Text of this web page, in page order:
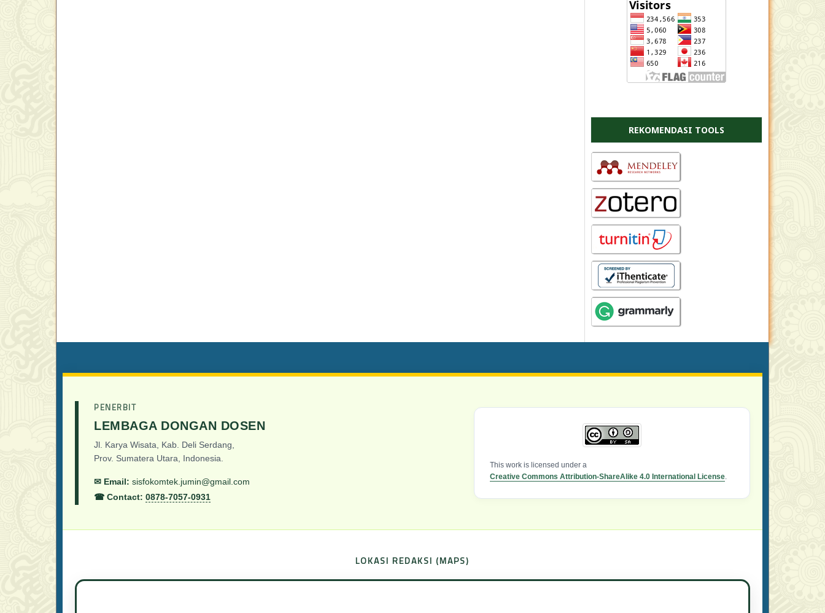
REKOMENDASI TOOLS
PENERBIT
LEMBAGA DONGAN DOSEN
Jl. Karya Wisata, Kab. Deli Serdang,
Prov. Sumatera Utara, Indonesia.
✉ Email: sisfokomtek.jumin@gmail.com
☎ Contact: 0878-7057-0931
This work is licensed under a
Creative Commons Attribution-ShareAlike 4.0 International License.
LOKASI REDAKSI (MAPS)